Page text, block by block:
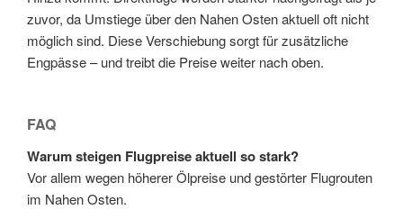
zuvor, da Umstiege über den Nahen Osten aktuell oft nicht
möglich sind. Diese Verschiebung sorgt für zusätzliche
Engpässe – und treibt die Preise weiter nach oben.
FAQ
Warum steigen Flugpreise aktuell so stark?
Vor allem wegen höherer Ölpreise und gestörter Flugrouten
im Nahen Osten.